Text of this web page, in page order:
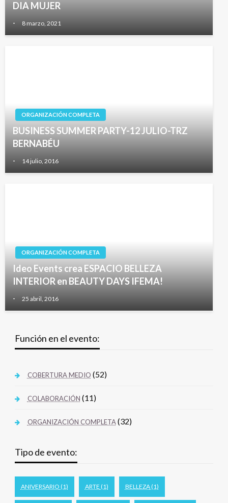
DIA MUJER
- 8 marzo, 2021
ORGANIZACIÓN COMPLETA
BUSINESS SUMMER PARTY-12 JULIO-TRZ
BERNABÉU
- 14 julio, 2016
ORGANIZACIÓN COMPLETA
Ideo Events crea ESPACIO BELLEZA
INTERIOR en BEAUTY DAYS IFEMA!
- 25 abril, 2016
Función en el evento:
COBERTURA MEDIO (52)
COLABORACIÓN (11)
ORGANIZACIÓN COMPLETA(32)
Tipo de evento:
ANIVERSARIO (1) ARTE (1) BELLEZA(1)